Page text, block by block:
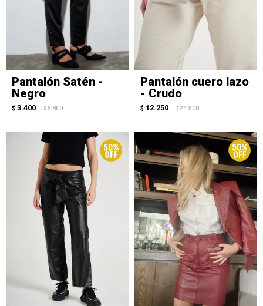
Pantalón Satén -
Negro
$ 3.400 $ 6.800
Pantalón cuero lazo
- Crudo
$ 12.250 $ 24.500